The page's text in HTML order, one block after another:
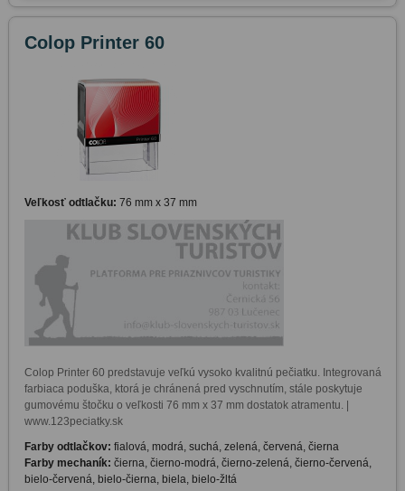
Colop Printer 60
Veľkosť odtlačku: 76 mm x 37 mm
Colop Printer 60 predstavuje veľkú vysoko kvalitnú pečiatku. Integrovaná
farbiaca poduška, ktorá je chránená pred vyschnutím, stále poskytuje
gumovému štočku o veľkosti 76 mm x 37 mm dostatok atramentu. |
www.123peciatky.sk
Farby odtlačkov: fialová, modrá, suchá, zelená, červená, čierna
Farby mechaník: čierna, čierno-modrá, čierno-zelená, čierno-červená,
bielo-červená, bielo-čierna, biela, bielo-žltá